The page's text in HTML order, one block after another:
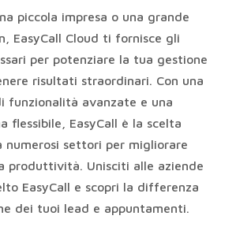
piccola impresa o una grande
EasyCall Cloud ti fornisce gli
per potenziare la tua gestione
risultati straordinari. Con una
funzionalità avanzate e una
flessibile, EasyCall è la scelta
numerosi settori per migliorare
produttività. Unisciti alle aziende
EasyCall e scopri la differenza
dei tuoi lead e appuntamenti.